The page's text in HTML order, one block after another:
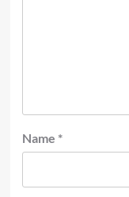
Name *